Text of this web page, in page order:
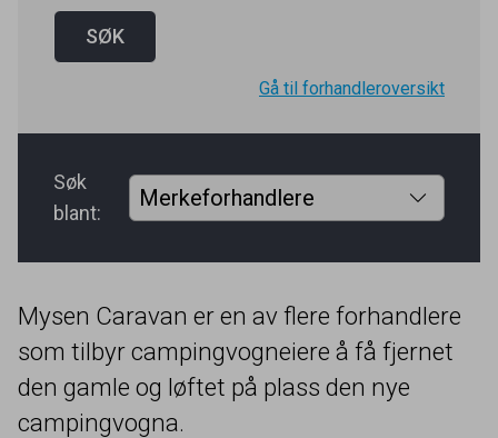
Gå til forhandleroversikt
Søk
blant:
Mysen Caravan er en av flere forhandlere
som tilbyr campingvogneiere å få fjernet
den gamle og løftet på plass den nye
campingvogna.